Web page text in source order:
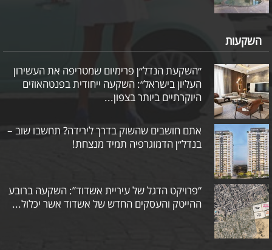
השקעות
״השקעת הנדל״ן פרימיום שמטריפה את העשירון
העליון בישראל״: השקעה ייחודית בפנטהאוזים
היוקרתיים ביותר בצפון...
אתם חושבים שהשוק בדרך לירידה? תחשבו שוב –
בנדל״ן הדמוגרפיה תמיד מנצחת!
“פרויקט הדגל של עיריית אשדוד”: השקעה ברובע
ההייטק והעסקים החדש של אשדוד אשר יכלול...